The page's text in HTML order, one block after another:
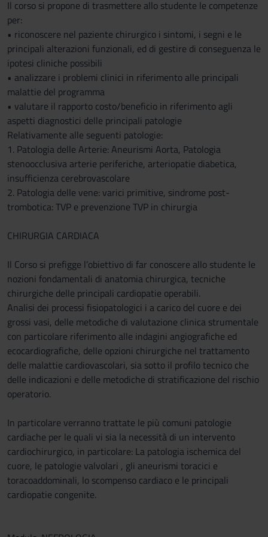
Il corso si propone di trasmettere allo studente le competenze
per:
• riconoscere nel paziente chirurgico i sintomi, i segni e le
principali alterazioni funzionali, ed di gestire di conseguenza le
ipotesi cliniche possibili
• analizzare i problemi clinici in riferimento alle principali
malattie del programma
• valutare il rapporto costo/beneficio in riferimento agli
aspetti diagnostici delle principali patologie
Relativamente alle seguenti patologie:
1. Patologia delle Arterie: Aneurismi Aorta, Patologia
stenoocclusiva arterie periferiche, arteriopatie diabetica,
insufficienza cerebrovascolare
2. Patologia delle vene: varici primitive, sindrome post-
trombotica: TVP e prevenzione TVP in chirurgia
CHIRURGIA CARDIACA
Il Corso si prefigge l’obiettivo di far conoscere allo studente le
nozioni fondamentali di anatomia chirurgica, tecniche
chirurgiche delle principali cardiopatie operabili.
Analisi dei processi fisiopatologici i a carico del cuore e dei
grossi vasi, delle metodiche di valutazione clinica strumentale
con particolare riferimento alle indagini angiografiche ed
ecocardiografiche, delle opzioni chirurgiche nel trattamento
delle malattie cardiovascolari, sia sotto il profilo tecnico che
delle indicazioni e delle metodiche di stratificazione del rischio
operatorio.
In particolare verranno trattate le più comuni patologie
cardiache per le quali vi sia la necessità di un intervento
cardiochirurgico, in particolare: La patologia ischemica del
cuore, le patologie valvolari , gli aneurismi toracici e
toracoaddominali, lo scompenso cardiaco e le principali
cardiopatie congenite.